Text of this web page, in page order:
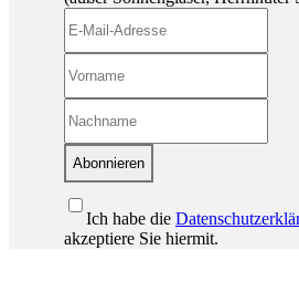
Abonnieren
Ich habe die
akzeptiere Sie hiermit.